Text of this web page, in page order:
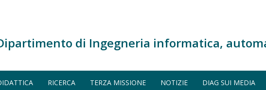
di Ingegneria informatica,
RICERCA TERZA MISSIONE NOTIZIE DIAG SUI MEDIA